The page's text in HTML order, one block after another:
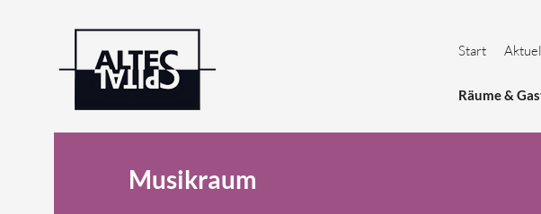
Start
Räume &
Musikraum